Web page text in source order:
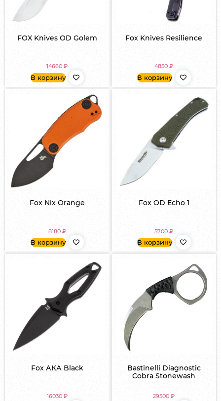
FOX Knives OD Golem
14660₽
В корзину
Fox Knives Resilience
4850₽
В корзину
Fox Nix Orange
8180 ₽
В корзину
Fox OD Echo 1
5700₽
В корзину
Fox АКА Black
16030 ₽
Bastinelli Diagnostic
Cobra Stonewash
29500₽